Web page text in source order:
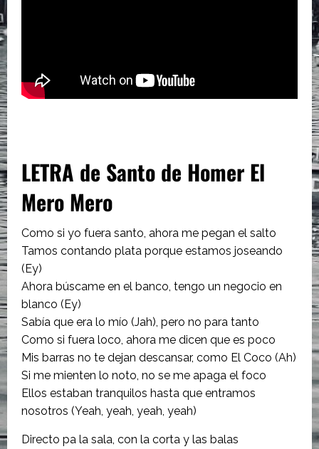
LETRA de Santo de Homer El
Mero Mero
Como si yo fuera santo, ahora me pegan el salto
Tamos contando plata porque estamos joseando
(Ey)
Ahora búscame en el banco, tengo un negocio en
blanco (Ey)
Sabía que era lo mío (Jah), pero no para tanto
Como si fuera loco, ahora me dicen que es poco
Mis barras no te dejan descansar, como El Coco (Ah)
Si me mienten lo noto, no se me apaga el foco
Ellos estaban tranquilos hasta que entramos
nosotros (Yeah, yeah, yeah, yeah)
Directo pa la sala, con la corta y las balas